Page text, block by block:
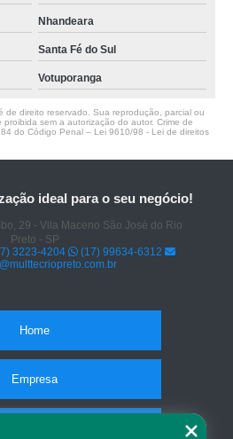
Nhandeara
Santa Fé do Sul
Votuporanga
direito reservado. Sua reprodução, parcial ou
sem a autorização do autor. Crime de
do Código Penal – Lei 9610/98 - Lei de direitos
ideal para o seu negócio!
29 - Vila Maceno São José do Rio
Preto - SP
3223-4204
(17) 99634-6312
Home
Empresa